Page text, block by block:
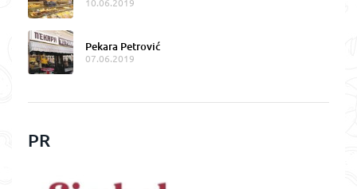
10.06.2019
Pekara Petrović
07.06.2019
PR